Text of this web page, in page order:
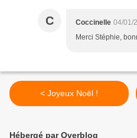
C Coccinelle 04/01/
Merci Stéphie,
< Joyeux Noël !
Hébergé par Overblog